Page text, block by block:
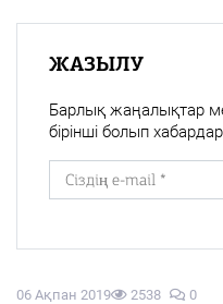
06 Ақпан 2019 2538 0
ЖАЗЫЛУ
Барлық жаңалықтар
бірінші болып